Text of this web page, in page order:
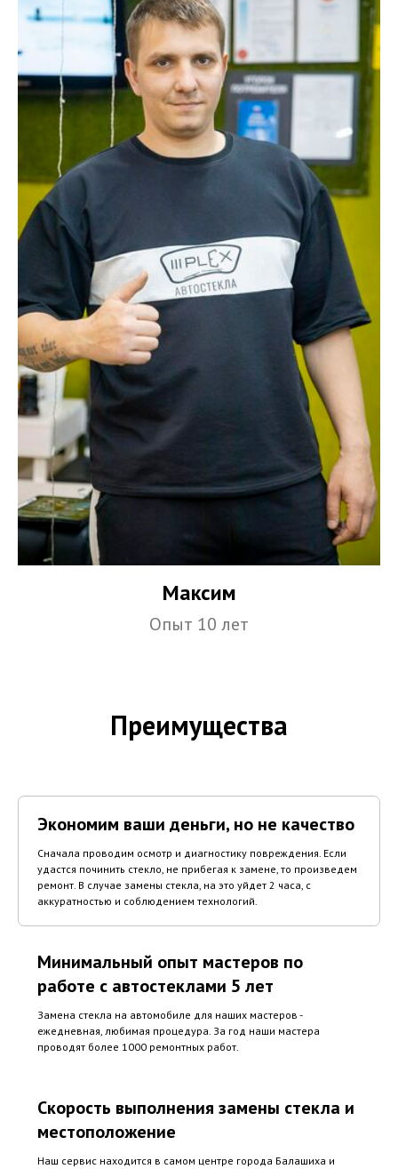
Максим
Опыт 10 лет
Преимущества
Экономим ваши деньги, но не качество
Сначала проводим осмотр и диагностику повреждения. Если
удастся починить стекло, не прибегая к замене, то произведем
ремонт. В случае замены стекла, на это уйдет 2 часа, с
аккуратностью и соблюдением технологий.
Минимальный опыт мастеров по
работе с автостеклами 5 лет
Замена стекла на автомобиле для наших мастеров -
ежедневная, любимая процедура. За год наши мастера
проводят более 1000 ремонтных работ.
Скорость выполнения замены стекла и
местоположение
Наш сервис находится в самом центре города Балашиха и